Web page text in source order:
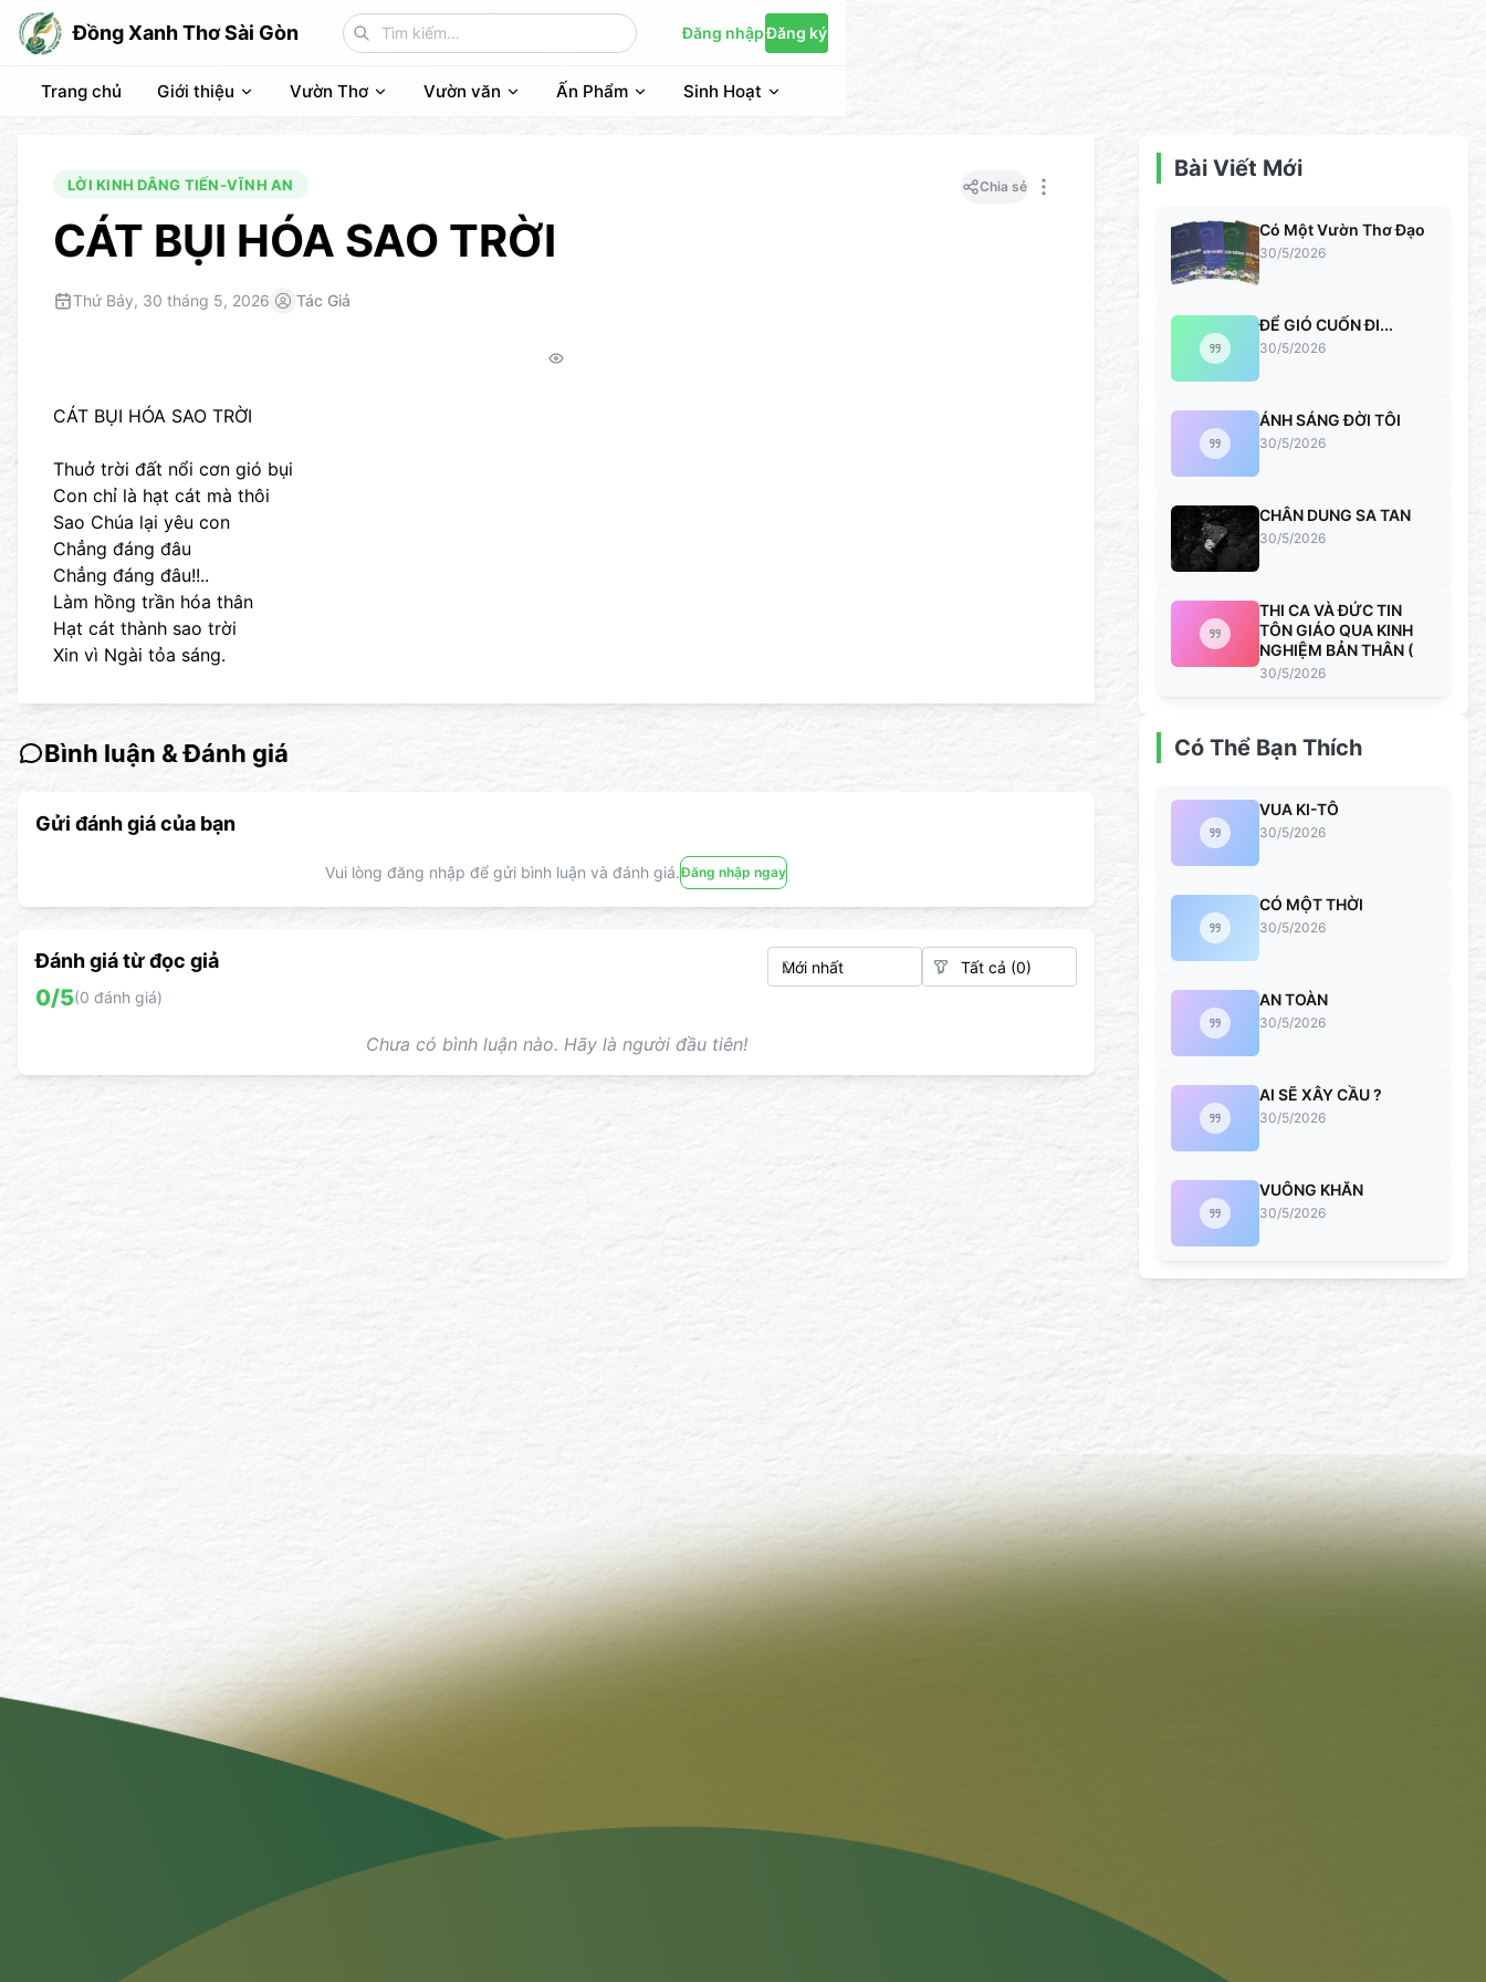
Đồng Xanh Thơ Sài Gòn Đăng nhậpĐăng ký
Trang chủ Giới thiệu Vườn Thơ Vườn văn Ấn Phẩm Sinh Hoạt
LỜI KINH DÂNG TIẾN-VĨNH AN
CÁT BỤI HÓA SAO TRỜI
Chia sẻ
Thứ Bảy, 30 tháng 5, 2026 Tác Giả
CÁT BỤI HÓA SAO TRỜI
Thuở trời đất nổi cơn gió bụi
Con chỉ là hạt cát mà thôi
Sao Chúa lại yêu con
Chẳng đáng đâu
Chẳng đáng đâu!!..
Làm hồng trần hóa thân
Hạt cát thành sao trời
Xin vì Ngài tỏa sáng.
Bình luận & Đánh giá
Gửi đánh giá của bạn
Vui lòng đăng nhập để gửi bình luận và đánh giá.Đăng nhập ngay
Đánh giá từ đọc giả
0/5(0 đánh giá)
Chưa có bình luận nào. Hãy là người đầu tiên!
Bài Viết Mới
Có Một Vườn Thơ Đạo
30/5/2026
ĐỂ GIÓ CUỐN ĐI...
30/5/2026
ÁNH SÁNG ĐỜI TÔI
30/5/2026
CHÂN DUNG SA TAN
30/5/2026
THI CA VÀ ĐỨC TIN
TÔN GIÁO QUA KINH
NGHIỆM BẢN THÂN (
30/5/2026
Có Thể Bạn Thích
VUA KI-TÔ
30/5/2026
CÓ MỘT THỜI
30/5/2026
AN TOÀN
30/5/2026
AI SẼ XÂY CẦU ?
30/5/2026
VUÔNG KHĂN
30/5/2026